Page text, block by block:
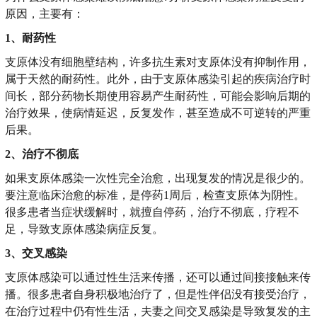
原因，主要有：
1、耐药性
支原体没有细胞壁结构，许多抗生素对支原体没有抑制作用，
属于天然的耐药性。此外，由于支原体感染引起的疾病治疗时
间长，部分药物长期使用容易产生耐药性，可能会影响后期的
治疗效果，使病情延迟，反复发作，甚至造成不可逆转的严重
后果。
2、治疗不彻底
如果支原体感染一次性完全治愈，出现复发的情况是很少的。
要注意临床治愈的标准，是停药1周后，检查支原体为阴性。
很多患者当症状缓解时，就擅自停药，治疗不彻底，疗程不
足，导致支原体感染病症反复。
3、交叉感染
支原体感染可以通过性生活来传播，还可以通过间接接触来传
播。很多患者自身积极地治疗了，但是性伴侣没有接受治疗，
在治疗过程中仍有性生活，夫妻之间交叉感染是导致复发的主